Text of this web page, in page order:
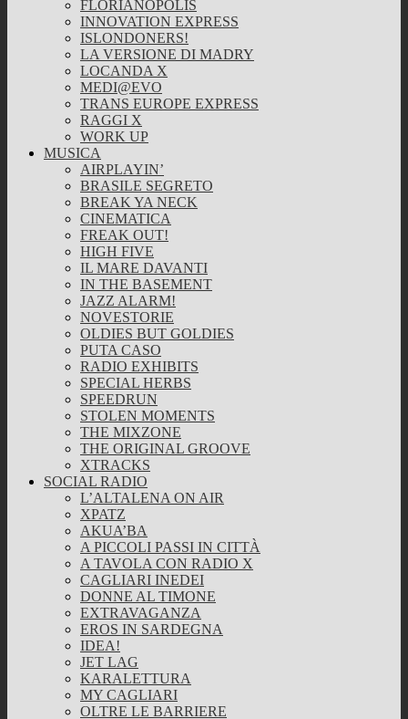
FLORIANOPOLIS
INNOVATION EXPRESS
ISLONDONERS!
LA VERSIONE DI MADRY
LOCANDA X
MEDI@EVO
TRANS EUROPE EXPRESS
RAGGI X
WORK UP
MUSICA
AIRPLAYIN’
BRASILE SEGRETO
BREAK YA NECK
CINEMATICA
FREAK OUT!
HIGH FIVE
IL MARE DAVANTI
IN THE BASEMENT
JAZZ ALARM!
NOVESTORIE
OLDIES BUT GOLDIES
PUTA CASO
RADIO EXHIBITS
SPECIAL HERBS
SPEEDRUN
STOLEN MOMENTS
THE MIXZONE
THE ORIGINAL GROOVE
XTRACKS
SOCIAL RADIO
L’ALTALENA ON AIR
XPATZ
AKUA’BA
A PICCOLI PASSI IN CITTÀ
A TAVOLA CON RADIO X
CAGLIARI INEDEI
DONNE AL TIMONE
EXTRAVAGANZA
EROS IN SARDEGNA
IDEA!
JET LAG
KARALETTURA
MY CAGLIARI
OLTRE LE BARRIERE